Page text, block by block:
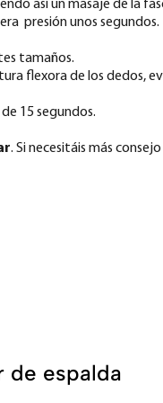
así un masaje de la
presión unos segundos.
tamaños.
flexora de los dedos,
15 segundos.
. Si necesitáis más
de espalda